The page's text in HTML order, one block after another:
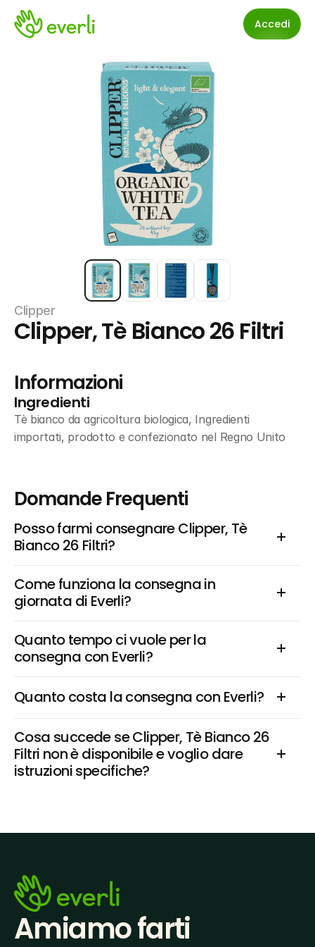
Accedi
Clipper
Clipper, Tè Bianco 26 Filtri
Informazioni
Ingredienti
Tè bianco da agricoltura biologica, Ingredienti
importati, prodotto e confezionato nel Regno Unito
Domande Frequenti
Posso farmi consegnare Clipper, Tè
Bianco 26 Filtri?
Come funziona la consegna in
giornata di Everli?
Quanto tempo ci vuole per la
consegna con Everli?
Quanto costa la consegna con Everli?
Cosa succede se Clipper, Tè Bianco 26
Filtri non è disponibile e voglio dare
istruzioni specifiche?
Amiamo farti